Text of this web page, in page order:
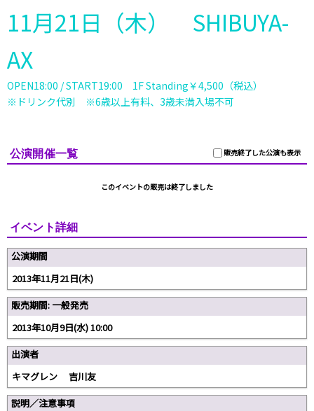
11月21日（木） SHIBUYA-
AX
OPEN18:00 / START19:00 1F Standing￥4,500（税込）
※ドリンク代別 ※6歳以上有料、3歳未満入場不可
販売終了した公演も表示
公演開催一覧
このイベントの販売は終了しました
イベント詳細
公演期間
2013年11月21日(木)
販売期間: 一般発売
2013年10月9日(水) 10:00
出演者
キマグレン 吉川友
説明／注意事項